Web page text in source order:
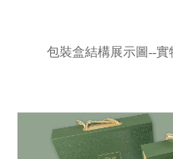
包裝盒結構展示圖--